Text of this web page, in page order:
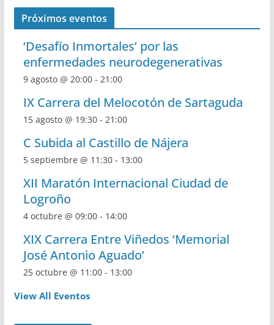
Próximos eventos
‘Desafío Inmortales’ por las
enfermedades neurodegenerativas
9 agosto @ 20:00- 21:00
IX Carrera del Melocotón de Sartaguda
15 agosto @ 19:30- 21:00
C Subida al Castillo de Nájera
5 septiembre @ 11:30- 13:00
XII Maratón Internacional Ciudad de
Logroño
4 octubre @ 09:00- 14:00
XIX Carrera Entre Viñedos ‘Memorial
José Antonio Aguado’
25 octubre @ 11:00- 13:00
View All Eventos